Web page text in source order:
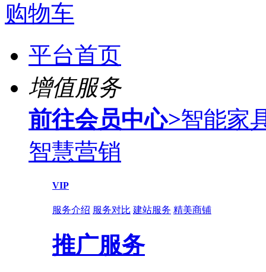
购物车
平台首页
增值服务
前往会员中心>智能家
智慧营销
VIP
服务介绍 服务对比 建站服务 精美商铺
推广服务